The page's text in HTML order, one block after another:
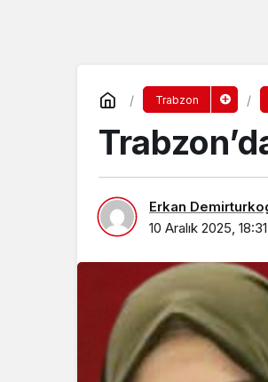
Trabzon
Erkan
10 Aralık 2025, 18:31